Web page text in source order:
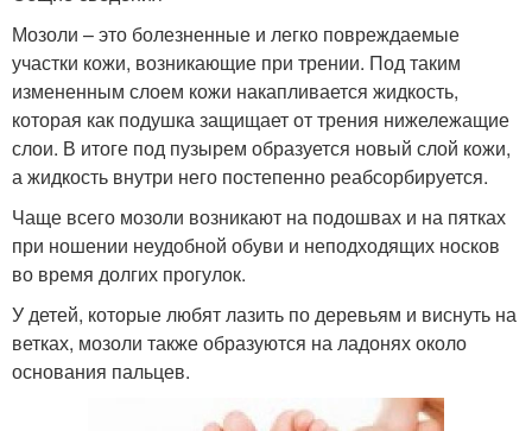
Мозоли – это болезненные и легко повреждаемые
участки кожи, возникающие при трении. Под таким
измененным слоем кожи накапливается жидкость,
которая как подушка защищает от трения нижележащие
слои. В итоге под пузырем образуется новый слой кожи,
а жидкость внутри него постепенно реабсорбируется.
Чаще всего мозоли возникают на подошвах и на пятках
при ношении неудобной обуви и неподходящих носков
во время долгих прогулок.
У детей, которые любят лазить по деревьям и виснуть на
ветках, мозоли также образуются на ладонях около
основания пальцев.